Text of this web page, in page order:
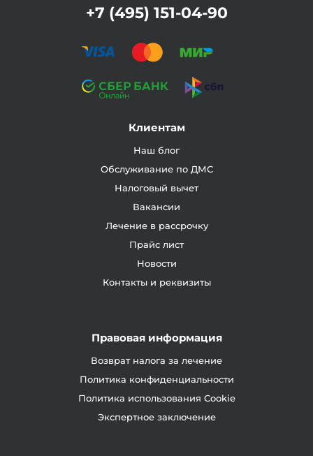
+7 (495) 151-04-90
Клиентам
Наш блог
Обслуживание по ДМС
Налоговый вычет
Вакансии
Лечение в рассрочку
Прайс лист
Новости
Контакты и реквизиты
Правовая информация
Возврат налога за лечение
Политика конфиденциальности
Политика использования Cookie
Экспертное заключение